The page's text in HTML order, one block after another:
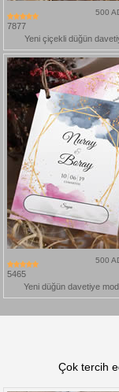
7877
500
Yeni çiçekli düğün
5465
500
Yeni düğün davetiye
Çok tercih